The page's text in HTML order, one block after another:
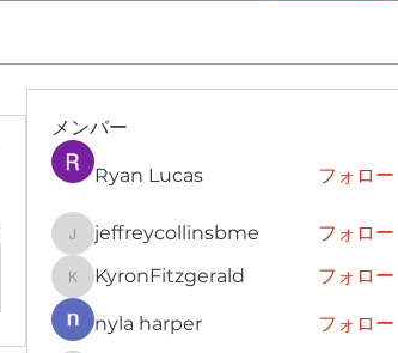
メンバー
Ryan Lucas フォロー
jeffreycollinsbme
jeffreycollinsbme フォロー
KyronFitzgerald
KyronFitzgerald フォロー
nyla harper フォロー